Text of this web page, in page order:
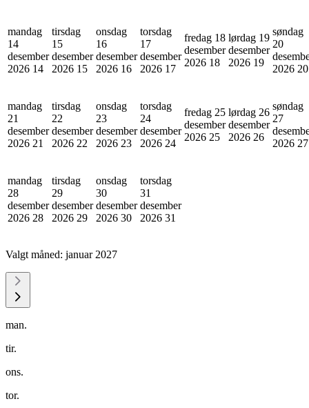
mandag
14
desember
2026 14
tirsdag
15
desember
2026 15
onsdag
16
desember
2026 16
torsdag
17
desember
2026 17
fredag 18
desember
2026 18
lørdag 19
desember
2026 19
søndag
20
2026 20
mandag
21
desember
2026 21
tirsdag
22
desember
2026 22
onsdag
23
desember
2026 23
torsdag
24
desember
2026 24
fredag 25
desember
2026 25
lørdag 26
desember
2026 26
søndag
27
2026 27
mandag
28
desember
2026 28
tirsdag
29
desember
2026 29
onsdag
30
desember
2026 30
torsdag
31
desember
2026 31
Valgt måned: januar 2027
man.
tir.
ons.
tor.